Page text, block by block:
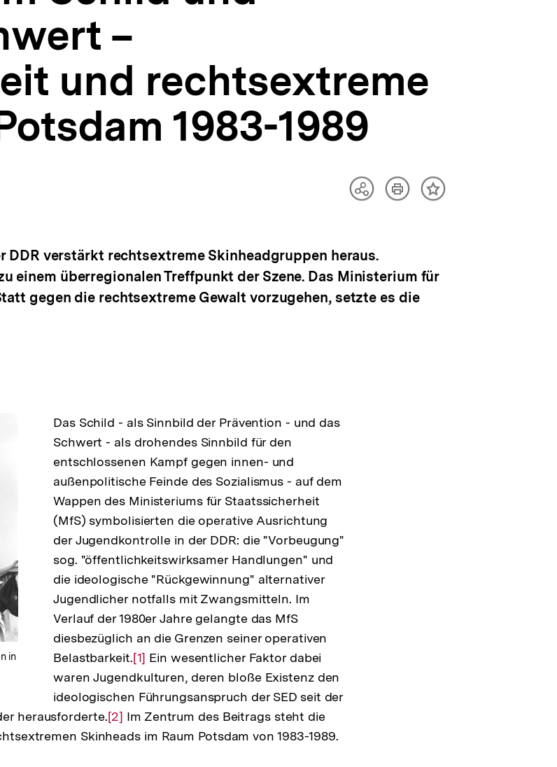
–
und rechtsextreme
1983-1989
TeilenArtikelInhalt
DDR verstärkt rechtsextreme Skinheadgruppen heraus.
einem überregionalen Treffpunkt der Szene. Das Ministerium für
gegen die rechtsextreme Gewalt vorzugehen, setzte es die
in
Das Schild - als Sinnbild der Prävention - und das
Schwert - als drohendes Sinnbild für den
entschlossenen Kampf gegen innen- und
außenpolitische Feinde des Sozialismus - auf dem
Wappen des Ministeriums für Staatssicherheit
(MfS) symbolisierten die operative Ausrichtung
der Jugendkontrolle in der DDR: die "Vorbeugung"
sog. "öffentlichkeitswirksamer Handlungen" und
die ideologische "Rückgewinnung" alternativer
Jugendlicher notfalls mit Zwangsmitteln. Im
Verlauf der 1980er Jahre gelangte das MfS
diesbezüglich an die Grenzen seiner operativen
Belastbarkeit.Zur
Auflösung
der
Fußnote
[1] Ein wesentlicher Faktor dabei
waren Jugendkulturen, deren bloße Existenz den
ideologischen Führungsanspruch der SED seit der
herausforderte.Zur
Auflösung
[2] Im Zentrum des Beitrags steht die
Skinheads im Raum Potsdam von 1983-1989.